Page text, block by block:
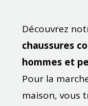
Découvrez
chaussures
hommes et
Pour la
maison, vous